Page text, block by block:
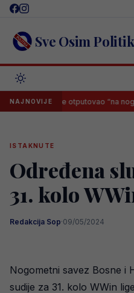
Skip
content Sve Osim
NAJNOVIJE
Švedske otputovao “na noge”
ISTAKNUTE
Određena
31. kolo
Redakcija Sop·09/05/2024
Nogometni savez Bosne i
sudije za 31. kolo WWin